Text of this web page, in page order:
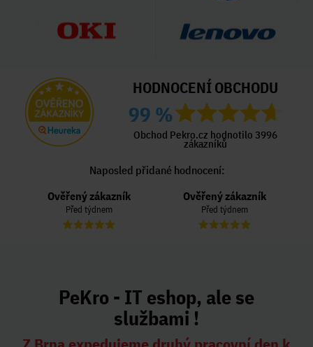
HODNOCENÍ OBCHODU
99 %
Obchod Pekro.cz hodnotilo 3996
zákazníků
Naposled přidané hodnocení:
Ověřený zákazník
Před týdnem
Ověřený zákazník
Před týdnem
PeKro - IT eshop, ale se
službami !